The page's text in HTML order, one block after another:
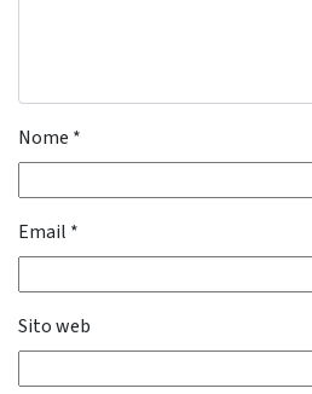
Nome *
Email *
Sito web